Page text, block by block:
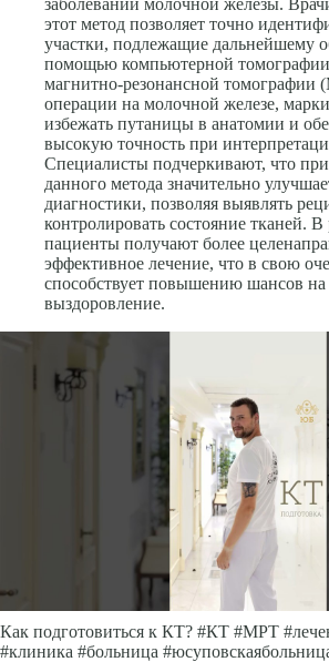
заболеваний молочной железы.
этот метод позволяет точно
участки, подлежащие дальнейшему
помощью компьютерной
магнитно-резонансной томографии
операции на молочной железе,
избежать путаницы в анатомии и
высокую точность при
Специалисты подчеркивают, что
данного метода значительно
диагностики, позволяя выявлять
контролировать состояние тканей. В
пациенты получают более
эффективное лечение, что в свою
способствует повышению шансов
выздоровление.
Как подготовиться к КТ? #КТ #МРТ
#клиника #больница